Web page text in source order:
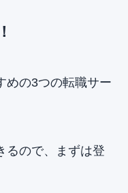
めの3つの転職サー
るので、まずは登